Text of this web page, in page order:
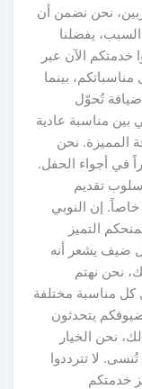
نحن نضمن أن
يفضلنا
خدمتكم الآن عبر
مناسباتكم، بينما
تُحوّل
مناسبة عادية
نحن
في أجواء الحفل.
تقديم
إن النوبي
التميز
ضيف يشعر أنه
نحن نهتم
كل مناسبة مختلفة
يتحدثون
نحن الخيار
لا تترددوا
50751003 لحجز خدمتكم